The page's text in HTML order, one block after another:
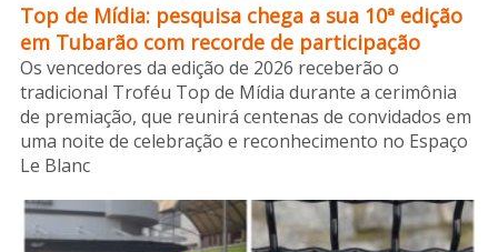
Top de Mídia: pesquisa chega a sua 10ª edição
em Tubarão com recorde de participação
Os vencedores da edição de 2026 receberão o
tradicional Troféu Top de Mídia durante a cerimônia
de premiação, que reunirá centenas de convidados em
uma noite de celebração e reconhecimento no Espaço
Le Blanc